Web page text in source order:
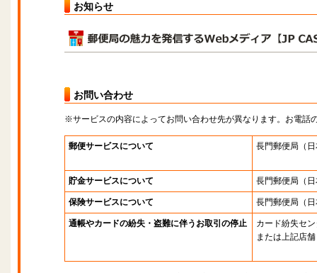
お知らせ
お問い合わせ
※サービスの内容によってお問い合わせ先が異なります。お電話
郵便サービスについて 長門郵便局 （
貯金サービスについて 長門郵便局 （
保険サービスについて 長門郵便局 （
通帳やカードの紛失・盗難に伴うお取引の停止
カード紛失セ
または上記店舗